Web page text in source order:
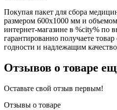
Покупая пакет для сбора
размером 600х1000 мм и
интернет-магазине в %city% по
гарантированно получаете
годности и надлежащим
Отзывов о товаре
Оставьте свой отзыв первым!
Отзывы о товаре